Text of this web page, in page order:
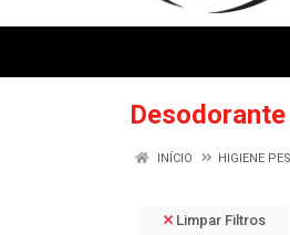
Desodorante
INÍCIO HIGIENE
Limpar Filtros